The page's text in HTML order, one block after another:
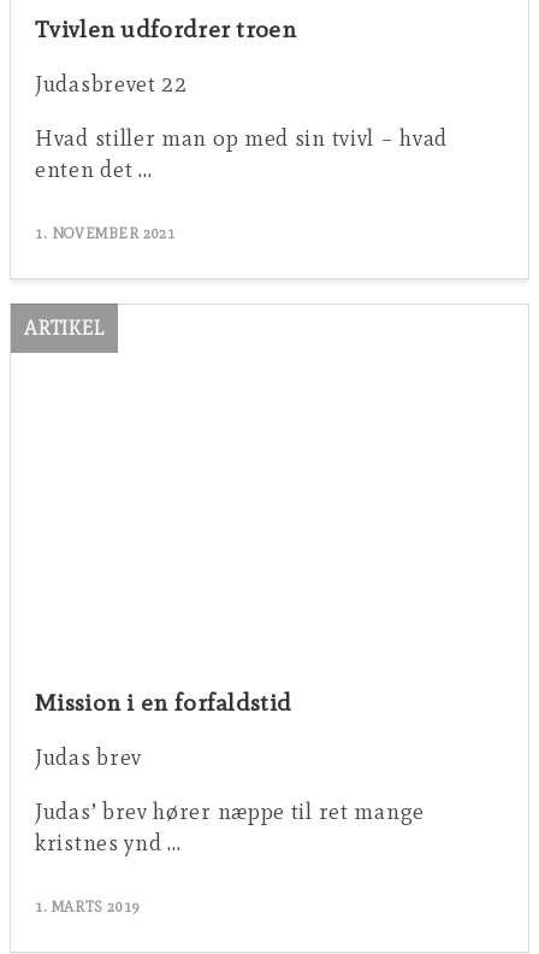
Tvivlen udfordrer troen
Judasbrevet 22
Hvad stiller man op med sin tvivl – hvad
enten det …
1. NOVEMBER 2021
ARTIKEL
Mission i en forfaldstid
Judas brev
Judas’ brev hører næppe til ret mange
kristnes ynd …
1. MARTS 2019